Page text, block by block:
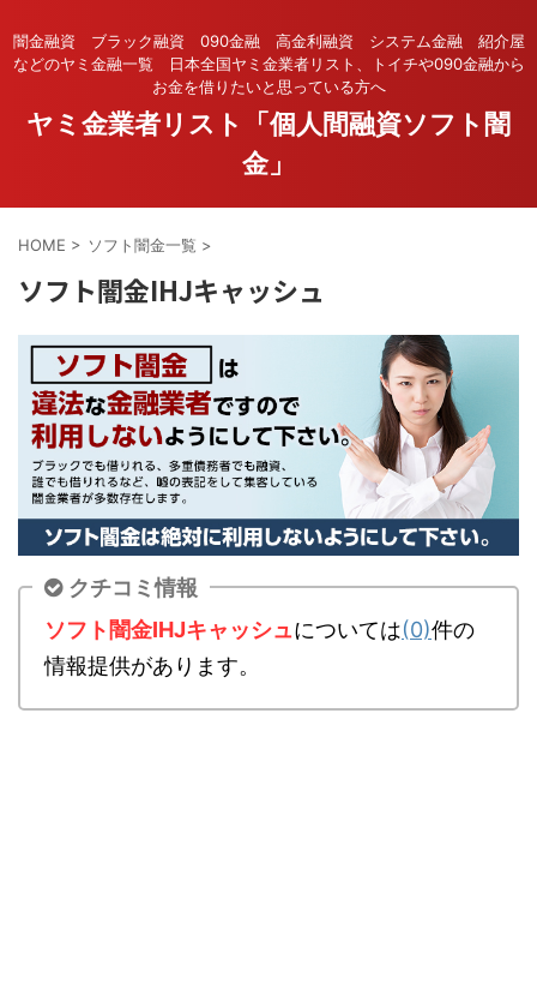
闇金融資 ブラック融資 090金融 高金利融資 システム金融 紹介屋
などのヤミ金融一覧 日本全国ヤミ金業者リスト、トイチや090金融から
お金を借りたいと思っている方へ
ヤミ金業者リスト「個人間融資ソフト闇
金」
HOME > ソフト闇金一覧 >
ソフト闇金IHJキャッシュ
クチコミ情報
ソフト闇金IHJキャッシュについては(0)件の
情報提供があります。